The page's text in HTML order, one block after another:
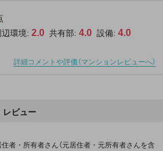
辺環境: 2.0 共有部: 4.0 設備: 4.0
詳細コメントや評価（マンションレビューへ）
レビュー
住者・所有者さん（元居住者・元所有者さんを含